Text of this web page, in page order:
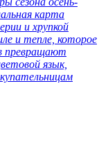
карта
и хрупкой
и тепле, которое
превращают
язык,